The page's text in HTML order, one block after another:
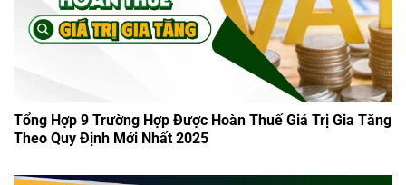
Tổng Hợp 9 Trường Hợp Được Hoàn Thuế Giá Trị Gia Tăng
Theo Quy Định Mới Nhất 2025